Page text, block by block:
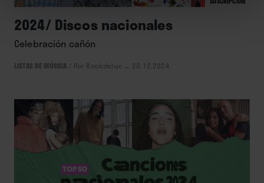
2024/ Discos nacionales
Celebración cañón
LISTAS DE MÚSICA Por Rockdelux → 20.12.2024